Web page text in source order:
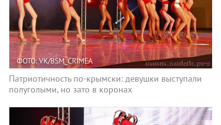
ФОТО: VK/BSM_CRIMEA
Патриотичность по-крымски: девушки выступали
полуголыми, но зато в коронах